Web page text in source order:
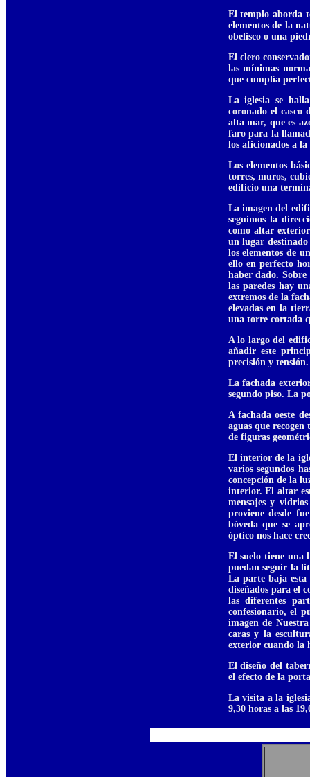
El templo aborda
elementos de la
obelisco o una
El clero
las mínimas
que cumplía
La iglesia se
coronado el
alta mar, que es
faro para la
los aficionados a
Los elementos
torres, muros,
edificio una
La imagen del
seguimos la
como altar
un lugar
los elementos de
ello en perfecto
haber dado.
las paredes hay
extremos de la
elevadas en la
una torre cortada
A lo largo del
añadir este
precisión y tensión.
La fachada
segundo piso. La
A fachada oeste
aguas que
de figuras
El interior de la
varios segundos
concepción de la
interior. El altar
mensajes y
proviene desde
bóveda que se
óptico nos hace
El suelo tiene una
puedan seguir la
La parte baja
diseñados para el
las diferentes
confesionario, el
imagen de
caras y la
exterior cuando la
El diseño del
el efecto de la
La visita a la
9,30 horas a las